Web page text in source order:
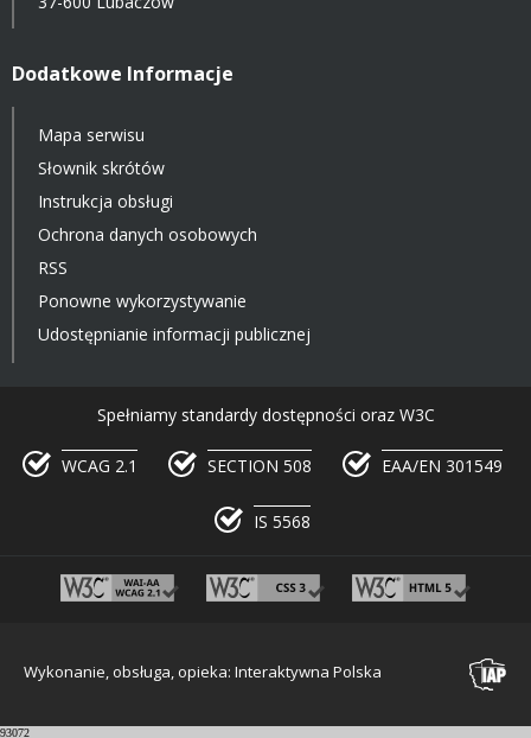
Dodatkowe Informacje
Mapa serwisu
Słownik skrótów
Instrukcja obsługi
Ochrona danych osobowych
RSS
Ponowne wykorzystywanie
Udostępnianie informacji publicznej
Spełniamy standardy dostępności oraz W3C
WCAG 2.1 SECTION 508 EAA/EN 301549
IS 5568
Wykonanie, obsługa, opieka: Interaktywna Polska
93072